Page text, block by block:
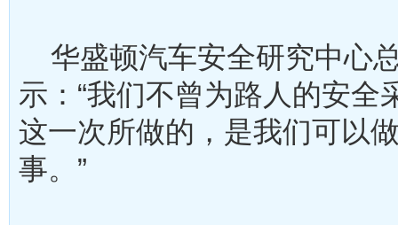
华盛顿汽车安全研究中心
示：“我们不曾为路人的安全
这一次所做的，是我们可以
事。”